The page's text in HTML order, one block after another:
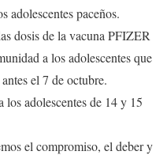
adolescentes paceños.
dosis de la vacuna PFIZER
a los adolescentes que
el 7 de octubre.
adolescentes de 14 y 15
el compromiso, el deber y